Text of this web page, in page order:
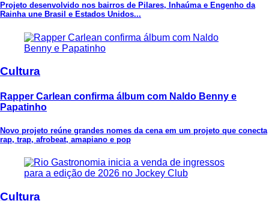
Projeto desenvolvido nos bairros de Pilares, Inhaúma e Engenho da
Rainha une Brasil e Estados Unidos...
Cultura
Rapper Carlean confirma álbum com Naldo Benny e
Papatinho
Novo projeto reúne grandes nomes da cena em um projeto que conecta
rap, trap, afrobeat, amapiano e pop
Cultura